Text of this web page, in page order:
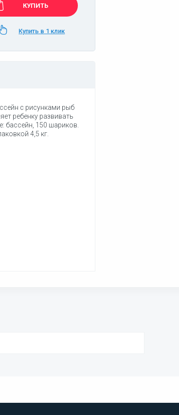
КУПИТЬ
Купить в 1 клик
с рисунками рыб
ребенку развивать
бассейн, 150 шариков.
4,5 кг.